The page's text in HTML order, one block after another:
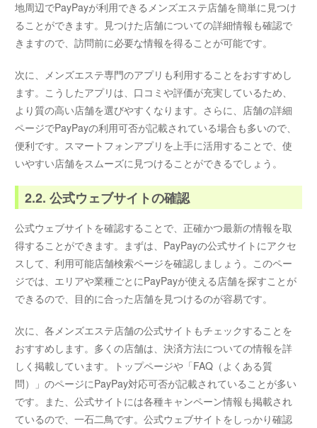
地周辺でPayPayが利用できるメンズエステ店舗を簡単に見つけ
ることができます。見つけた店舗についての詳細情報も確認で
きますので、訪問前に必要な情報を得ることが可能です。
次に、メンズエステ専門のアプリも利用することをおすすめし
ます。こうしたアプリは、口コミや評価が充実しているため、
より質の高い店舗を選びやすくなります。さらに、店舗の詳細
ページでPayPayの利用可否が記載されている場合も多いので、
便利です。スマートフォンアプリを上手に活用することで、使
いやすい店舗をスムーズに見つけることができるでしょう。
2.2. 公式ウェブサイトの確認
公式ウェブサイトを確認することで、正確かつ最新の情報を取
得することができます。まずは、PayPayの公式サイトにアクセ
スして、利用可能店舗検索ページを確認しましょう。このペー
ジでは、エリアや業種ごとにPayPayが使える店舗を探すことが
できるので、目的に合った店舗を見つけるのが容易です。
次に、各メンズエステ店舗の公式サイトもチェックすることを
おすすめします。多くの店舗は、決済方法についての情報を詳
しく掲載しています。トップページや「FAQ（よくある質
問）」のページにPayPay対応可否が記載されていることが多い
です。また、公式サイトには各種キャンペーン情報も掲載され
ているので、一石二鳥です。公式ウェブサイトをしっかり確認